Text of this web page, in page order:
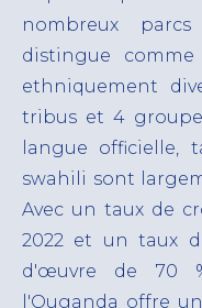
Portage salarial
Solution
Technologies
nombreux
distingue
ethniquement
tribus et 4
langue officielle,
swahili sont
Avec un taux de
2022 et un taux
d'œuvre de 70
l'Ouganda offre